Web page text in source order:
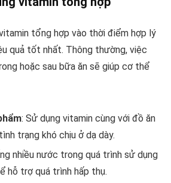
tổng hợp vào thời điểm hợp lý
quả tốt nhất. Thông thường, việc
hoặc sau bữa ăn sẽ giúp cơ thể
: Sử dụng vitamin cùng với đồ ăn
trạng khó chịu ở dạ dày.
nhiều nước trong quá trình sử dụng
hỗ trợ quá trình hấp thụ.